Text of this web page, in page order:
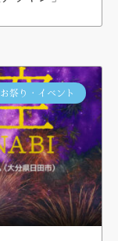
お祭り・イベント